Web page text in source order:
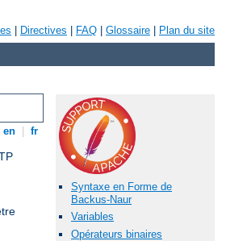
Directives FAQ Glossaire Plan du site
en fr
Syntaxe en Forme de
Backus-Naur
Variables
Opérateurs binaires